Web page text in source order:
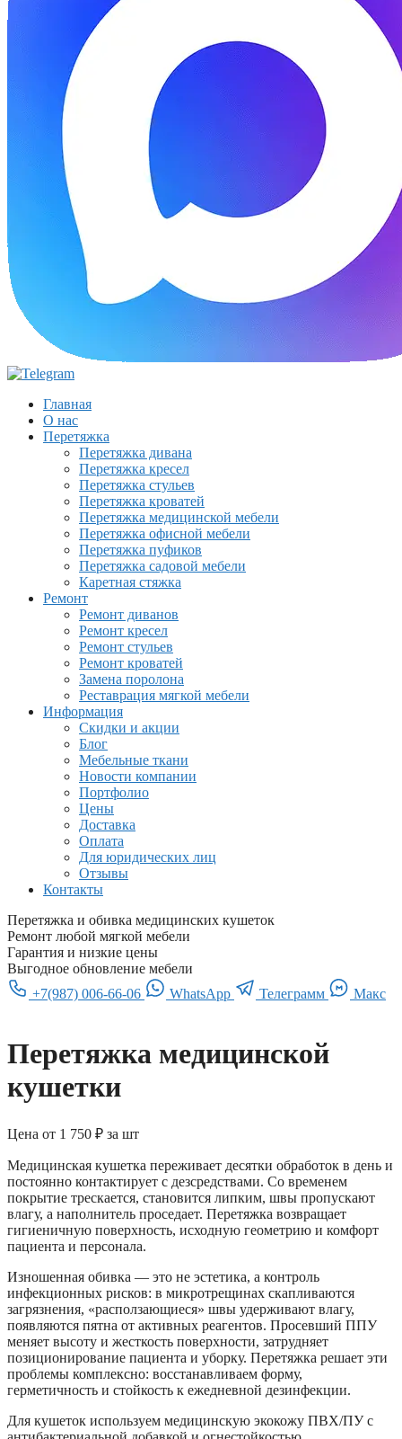
Главная
О нас
Перетяжка
Перетяжка дивана
Перетяжка кресел
Перетяжка стульев
Перетяжка кроватей
Перетяжка медицинской мебели
Перетяжка офисной мебели
Перетяжка пуфиков
Перетяжка садовой мебели
Каретная стяжка
Ремонт
Ремонт диванов
Ремонт кресел
Ремонт стульев
Ремонт кроватей
Замена поролона
Реставрация мягкой мебели
Информация
Скидки и акции
Блог
Мебельные ткани
Новости компании
Портфолио
Цены
Доставка
Оплата
Для юридических лиц
Отзывы
Контакты
Перетяжка и обивка медицинских кушеток
Ремонт любой мягкой мебели
Гарантия и низкие цены
Выгодное обновление мебели
+7(987) 006-66-06
WhatsApp Телеграмм Макс
Перетяжка медицинской
кушетки
Цена от 1 750 ₽ за шт
Медицинская кушетка переживает десятки обработок в день и
постоянно контактирует с дезсредствами. Со временем
покрытие трескается, становится липким, швы пропускают
влагу, а наполнитель проседает. Перетяжка возвращает
гигиеничную поверхность, исходную геометрию и комфорт
пациента и персонала.
Изношенная обивка — это не эстетика, а контроль
инфекционных рисков: в микротрещинах скапливаются
загрязнения, «расползающиеся» швы удерживают влагу,
появляются пятна от активных реагентов. Просевший ППУ
меняет высоту и жесткость поверхности, затрудняет
позиционирование пациента и уборку. Перетяжка решает эти
проблемы комплексно: восстанавливаем форму,
герметичность и стойкость к ежедневной дезинфекции.
Для кушеток используем медицинскую экокожу ПВХ/ПУ с